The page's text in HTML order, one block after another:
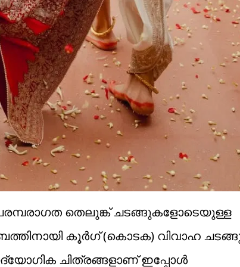
തെലുങ്ക് ചടങ്ങുകളോടെയുള്ള
കൂർഗ് (കൊടക) വിവാഹ
ചിത്രങ്ങളാണ് ഇപ്പോൾ